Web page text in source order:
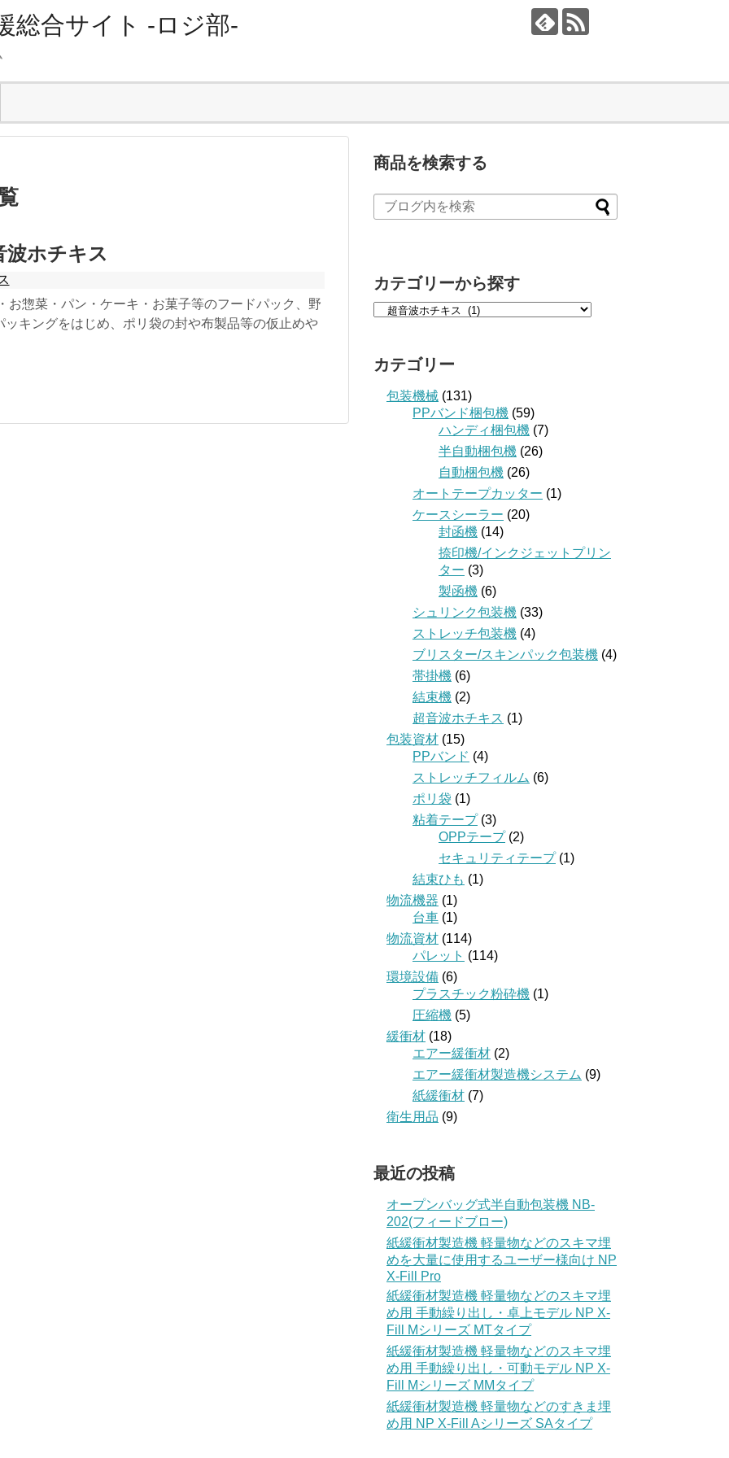
総合サイト -ロジ部-
波ホチキス
お惣菜・パン・ケーキ・お菓子等のフードパック、野
ッキングをはじめ、ポリ袋の封や布製品等の仮止めや
商品を検索する
カテゴリーから探す
カテゴリー
包装機械 (131)
PPバンド梱包機 (59)
ハンディ梱包機 (7)
半自動梱包機 (26)
自動梱包機 (26)
オートテープカッター (1)
ケースシーラー (20)
封函機 (14)
捺印機/インクジェットプリン
ター (3)
製函機 (6)
シュリンク包装機 (33)
ストレッチ包装機 (4)
ブリスター/スキンパック包装機 (4)
帯掛機 (6)
結束機 (2)
超音波ホチキス (1)
包装資材 (15)
PPバンド (4)
ストレッチフィルム (6)
ポリ袋 (1)
粘着テープ(3)
OPPテープ(2)
セキュリティテープ(1)
結束ひも (1)
物流機器 (1)
台車 (1)
物流資材 (114)
パレット (114)
環境設備 (6)
プラスチック粉砕機 (1)
圧縮機 (5)
緩衝材 (18)
エアー緩衝材 (2)
エアー緩衝材製造機システム (9)
紙緩衝材 (7)
衛生用品 (9)
最近の投稿
オープンバッグ式半自動包装機 NB-
202(フィードブロー)
紙緩衝材製造機 軽量物などのスキマ埋
めを大量に使用するユーザー様向け NP
X-Fill Pro
紙緩衝材製造機 軽量物などのスキマ埋
め用 手動繰り出し・卓上モデル NP X-
Fill Mシリーズ MTタイプ
紙緩衝材製造機 軽量物などのスキマ埋
め用 手動繰り出し・可動モデル NP X-
Fill Mシリーズ MMタイプ
紙緩衝材製造機 軽量物などのすきま埋
め用 NP X-Fill Aシリーズ SAタイプ